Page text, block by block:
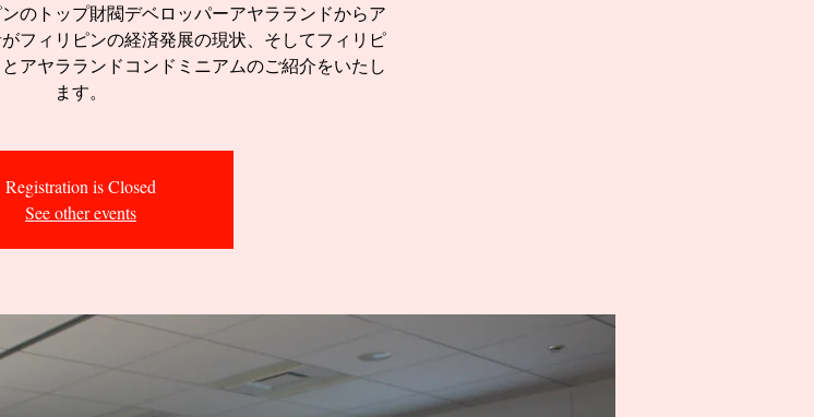
のトップ財閥デベロッパーアヤラランドからア
フィリピンの経済発展の現状、そしてフィリピ
アヤラランドコンドミニアムのご紹介をいたし
ます。
Registration is Closed
See other events